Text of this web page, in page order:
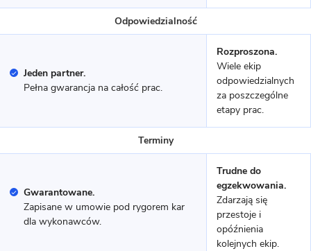
Kruszewnia - Energooszczędny
MUROWANY
Odpowiedzialność
Jeden partner.
Pełna gwarancja na całość prac.
Rozproszona.
Wiele ekip
odpowiedzialnych
za poszczególne
etapy prac.
Terminy
Gwarantowane.
Zapisane w umowie pod rygorem kar
dla wykonawców.
Trudne do
egzekwowania.
Zdarzają się
przestoje i
opóźnienia
kolejnych ekip.